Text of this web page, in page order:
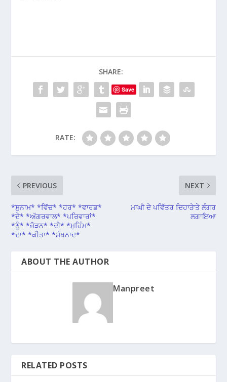
SHARE:
Save
RATE:
PREVIOUS
*ਸੁਨਾਮ* *ਵਿੱਚ* *ਹਰ* *ਵਾਰਡ*
*ਦੇ* *ਅੱਗਰਵਾਲ* *ਪਰਿਵਾਰਾਂ*
*ਨੂੰ* *ਜੋੜਨ* *ਦੀ* *ਮੁਹਿੰਮ*
*ਦਾ* *ਕੀਤਾ* *ਸ਼ੰਖਨਾਦ*
NEXT
ਮਾਘੀ ਦੇ ਪਵਿੱਤਰ ਦਿਹਾੜੇ’ਤੇ ਲੰਗਰ
ਲਗਾਇਆ
ABOUT THE AUTHOR
Manpreet
RELATED POSTS